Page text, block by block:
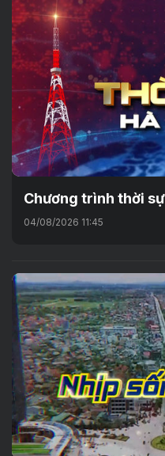
Chương trình thời
04/08/2026 11:45